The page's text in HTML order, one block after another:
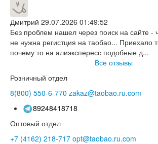
Дмитрий 29.07.2026 01:49:52
Без проблем нашел через поиск на сайте -
не нужна регистция на таобао... Приехало
почему то на алиэкспересс подобные д...
Все отзывы
Розничный отдел
8(800) 550-6-770 zakaz@taobao.ru.com
89248418718
Оптовый отдел
+7 (4162) 218-717 opt@taobao.ru.com